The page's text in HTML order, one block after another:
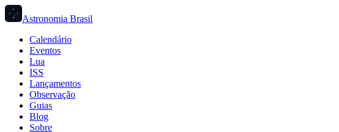
Astronomia Brasil
Calendário
Eventos
Lua
ISS
Lançamentos
Observação
Guias
Blog
Sobre